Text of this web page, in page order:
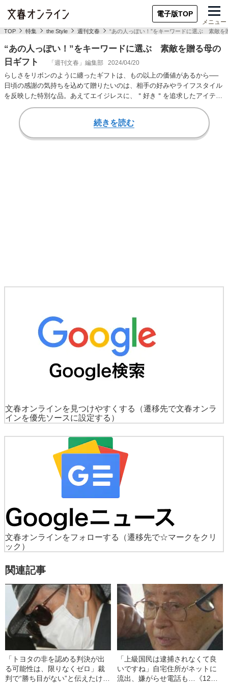
電子版TOP
メニュー
TOP 特集 the Style 週刊文春 “あの人っぽい！”をキーワードに選ぶ 素敵を
“あの人っぽい！”をキーワードに選ぶ 素敵を贈る母の
日ギフト
「週刊文春」編集部 2024/04/20
らしさをリボンのように纏ったギフトは、もの以上の価値があるから──
日頃の感謝の気持ちを込めて贈りたいのは、相手の好みやライフスタイル
を反映した特別な品。あえてエイジレスに、＂好き＂を追求したアイテム
を厳選してご紹介…
続きを読む
文春オンラインを見つけやすくする
（遷移先で文春オンラ
インを優先ソースに設定する）
文春オンラインをフォローする
（遷移先で☆マークをクリ
ック）
関連記事
「トヨタの非を認める判決が出
る可能性は、限りなくゼロ」裁
判で“勝ち目がない”と伝えたけれ
「上級国民は逮捕されなくて良
いですね」自宅住所がネットに
流出、嫌がらせ電話も…《12人